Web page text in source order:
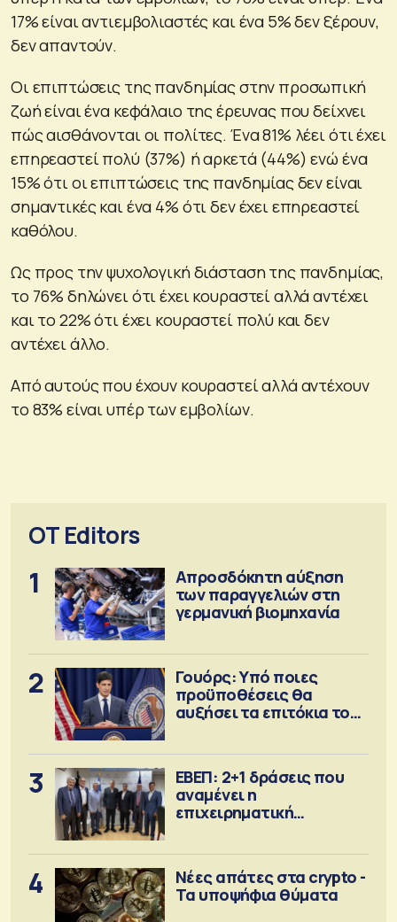
17% είναι αντιεμβολιαστές και ένα 5% δεν ξέρουν,
δεν απαντούν.
Οι επιπτώσεις της πανδημίας στην προσωπική
ζωή είναι ένα κεφάλαιο της έρευνας που δείχνει
πώς αισθάνονται οι πολίτες. Ένα 81% λέει ότι έχει
επηρεαστεί πολύ (37%) ή αρκετά (44%) ενώ ένα
15% ότι οι επιπτώσεις της πανδημίας δεν είναι
σημαντικές και ένα 4% ότι δεν έχει επηρεαστεί
καθόλου.
Ως προς την ψυχολογική διάσταση της πανδημίας,
το 76% δηλώνει ότι έχει κουραστεί αλλά αντέχει
και το 22% ότι έχει κουραστεί πολύ και δεν
αντέχει άλλο.
Από αυτούς που έχουν κουραστεί αλλά αντέχουν
το 83% είναι υπέρ των εμβολίων.
OT Editors
1
Απροσδόκητη αύξηση
των παραγγελιών στη
γερμανική βιομηχανία
2
Γουόρς: Υπό ποιες
προϋποθέσεις θα
αυξήσει τα επιτόκια τον
3
ΕΒΕΠ: 2+1 δράσεις που
αναμένει η
επιχειρηματική
4
Νέες απάτες στα crypto -
Τα υποψήφια θύματα